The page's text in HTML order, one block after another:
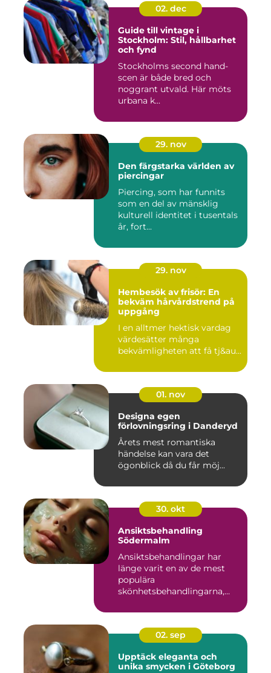
02. dec
Guide till vintage i
Stockholm: Stil, hållbarhet
och fynd
Stockholms second hand-
scen är både bred och
noggrant utvald. Här möts
urbana k...
29. nov
Den färgstarka världen av
piercingar
Piercing, som har funnits
som en del av mänsklig
kulturell identitet i tusentals
år, fort...
29. nov
Hembesök av frisör: En
bekväm hårvårdstrend på
uppgång
I en alltmer hektisk vardag
värdesätter många
bekvämligheten att få tj&au...
01. nov
Designa egen
förlovningsring i Danderyd
Årets mest romantiska
händelse kan vara det
ögonblick då du får möj...
30. okt
Ansiktsbehandling
Södermalm
Ansiktsbehandlingar har
länge varit en av de mest
populära
skönhetsbehandlingarna,
02. sep
Upptäck eleganta och
unika smycken i Göteborg